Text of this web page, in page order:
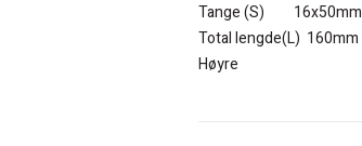
Tange (S) 16x50mm
Total lengde(L) 160mm
Høyre